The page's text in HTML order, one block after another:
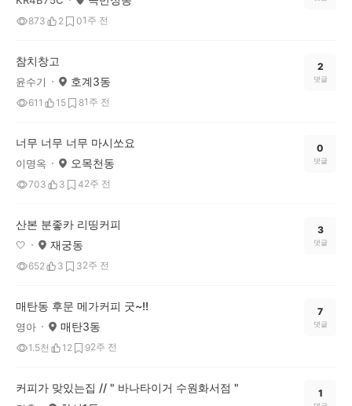
873 2 01주 전
참치창고
윤수기 호계3동
611 15 81주 전
2
댓글
너무 너무 너무 마시쏘요
이명옥 오목천동
703 3 42주 전
0
댓글
산본 분좋카 리띵커피
🤍 재궁동
652 3 32주 전
3
댓글
매탄동 후문 메가커피 굿~!!
영아 매탄3동
1.5천 12 92주 전
7
댓글
커피가 맞있는집 // " 바나타이거 수원화서점 " 1